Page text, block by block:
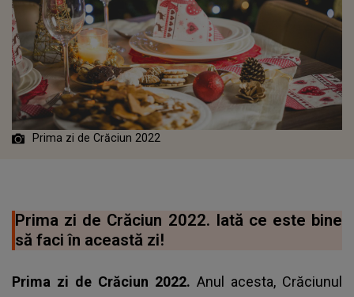
Prima zi de Crăciun 2022
Prima zi de Crăciun 2022. Iată ce este bine
să faci în această zi!
Prima zi de Crăciun 2022. Anul acesta, Crăciunul